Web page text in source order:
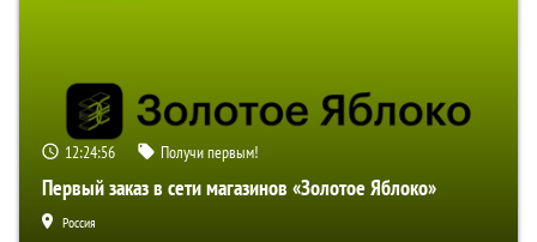
12:24:55 Получи первым!
Первый заказ в сети магазинов «Золотое Яблоко»
Россия